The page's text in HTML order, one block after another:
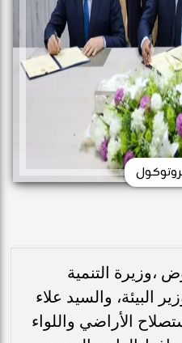
،وزيرة التنمية
البيئة، والسيد علاء
الأراضي واللواء